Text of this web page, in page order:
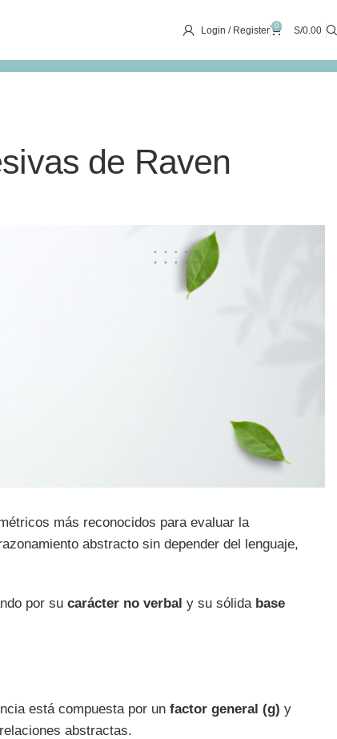
Login / Register 0 S/0.00
de Raven
más reconocidos para evaluar la
abstracto sin depender del lenguaje,
por su carácter no verbal y su sólida base
está compuesta por un factor general (g) y
abstractas.